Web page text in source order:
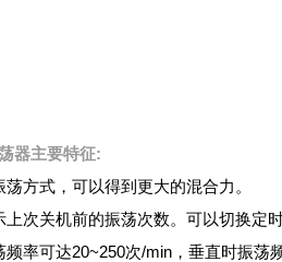
器主要特征:
方式，可以得到更大的混合力。
次关机前的振荡次数。可以切换定
率可达20~250次/min，垂直时振荡